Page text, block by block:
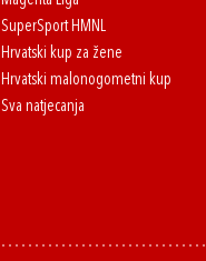
SuperSport HMNL
Hrvatski kup za žene
Hrvatski malonogometni kup
Sva natjecanja